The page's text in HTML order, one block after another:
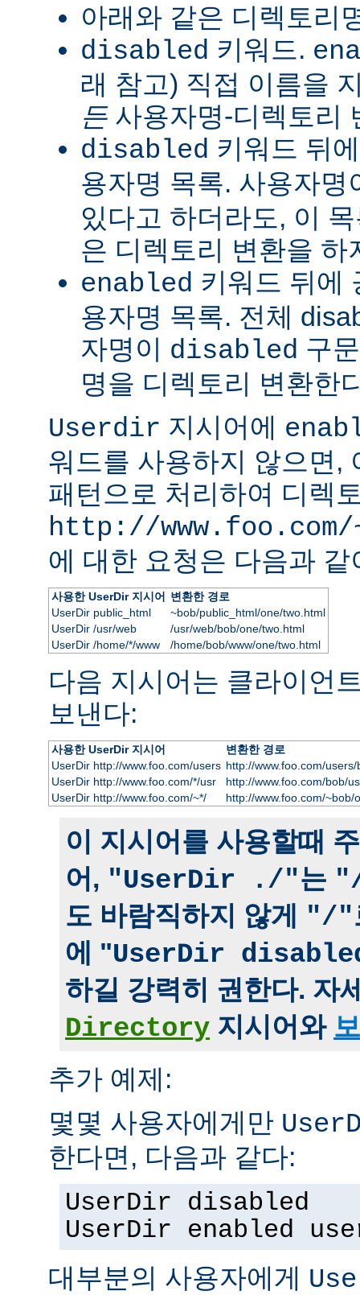
아래와 같은 디렉토리
disabled 키워드.
래 참고) 직접 이름을
든사용자명-디렉토리
disabled 키워드 뒤
용자명 목록. 사용자
있다고 하더라도, 이
은 디렉토리 변환을
enabled 키워드 뒤에
용자명 목록. 전체
자명이 disabled 구
명을 디렉토리 변환한
Userdir 지시어에
워드를 사용하지 않으면,
패턴으로 처리하여 디렉
http://
에 대한 요청은 다음과 같
사용한 UserDir 지시어
변환한 경로
UserDir public_html
~bob/public_html/one/two.html
UserDir /usr/web
/usr/web/bob/one/two.html
UserDir /home/*/www
/home/bob/www/one/two.html
다음 지시어는 클라이언
보낸다:
사용한 UserDir 지시어
변환한 경로
UserDir http://www.foo.com/users http://www.foo.com/
UserDir http://www.foo.com/*/usr
http://www.foo.com/bob/
UserDir http://www.foo.com/~*/
http://www.foo.com/~bob/
이 지시어를 사용할때
어, "UserDir ./"는
도 바람직하지 않게
"/"
에 "UserDir
하길 강력히 권한다. 자
Directory 지시어와
추가 예제:
몇몇 사용자에게만
한다면, 다음과 같다:
UserDir disabled
UserDir enabled
대부분의 사용자에게